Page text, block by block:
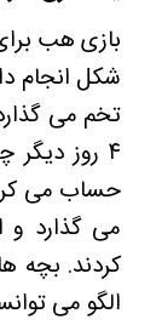
بازی هب
شکل انجام
۴ روز
کردند. بچه
الگو می